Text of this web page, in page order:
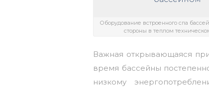
Оборудование встроенного спа
стороны в теплом
Важная открывающаяся
время бассейны
низкому